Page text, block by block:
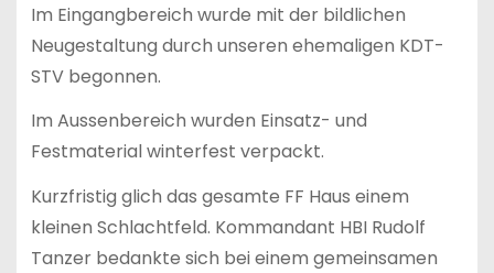
Im Eingangbereich wurde mit der bildlichen
Neugestaltung durch unseren ehemaligen KDT-
STV begonnen.
Im Aussenbereich wurden Einsatz- und
Festmaterial winterfest verpackt.
Kurzfristig glich das gesamte FF Haus einem
kleinen Schlachtfeld. Kommandant HBI Rudolf
Tanzer bedankte sich bei einem gemeinsamen